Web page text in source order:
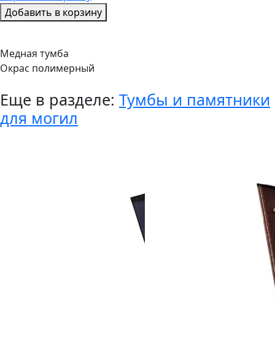
Добавить в корзину
Медная тумба
Окрас полимерный
Еще в разделе: Тумбы и памятники
для могил